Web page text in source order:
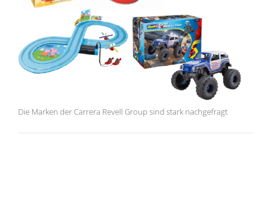
Die Marken der Carrera Revell Group sind stark nachgefragt